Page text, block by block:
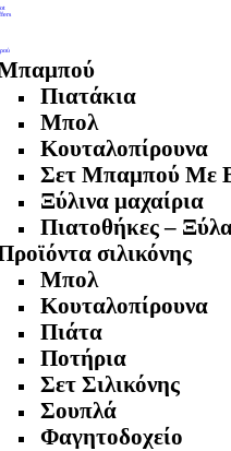
Πιατάκια
Μπολ
Κουταλοπίρουνα
Σετ Μπαμπού Με
Ξύλινα μαχαίρια
Πιατοθήκες –
σιλικόνης
Μπολ
Κουταλοπίρουνα
Πιάτα
Ποτήρια
Σετ Σιλικόνης
Σουπλά
Φαγητοδοχείο